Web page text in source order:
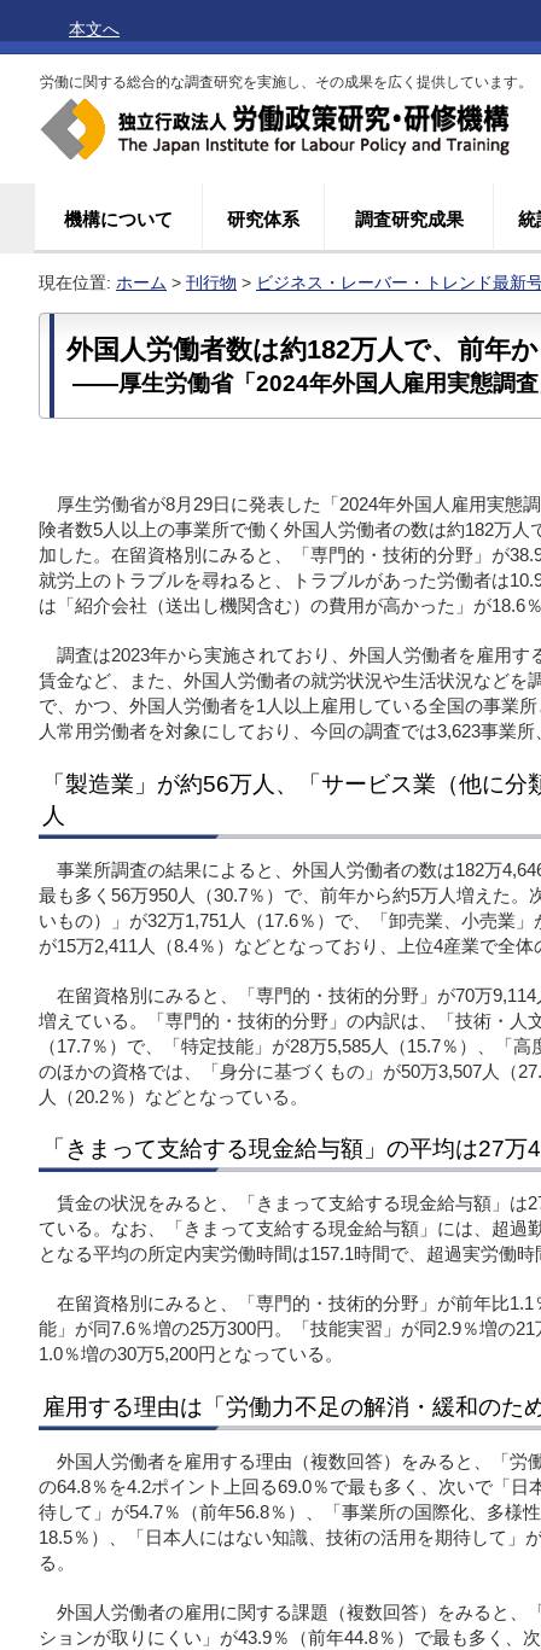
本文へ
労働に関する総合的な調査研究を実施し、その成果を広く提供しています。
機構について 研究体系 調査研究成果 統
現在位置: ホーム > 刊行物 > ビジネス・レーバー・トレンド最新
外国人労働者数は約182万人で、前年
――厚生労働省「2024年外国人雇用実態調
厚生労働省が8月29日に発表した「2024年外国人雇用実態
険者数5人以上の事業所で働く外国人労働者の数は約182万人
加した。在留資格別にみると、「専門的・技術的分野」が
就労上のトラブルを尋ねると、トラブルがあった労働者は
は「紹介会社（送出し機関含む）の費用が高かった」が18.6
調査は2023年から実施されており、外国人労働者を雇用
賃金など、また、外国人労働者の就労状況や生活状況などを
で、かつ、外国人労働者を1人以上雇用している全国の事業
人常用労働者を対象にしており、今回の調査では3,623事業
「製造業」が約56万人、「サービス業（他に
人
事業所調査の結果によると、外国人労働者の数は182万
最も多く56万950人（30.7％）で、前年から約5万人増えた。
いもの）」が32万1,751人（17.6％）で、「卸売業、小売業
が15万2,411人（8.4％）などとなっており、上位4産業で全
在留資格別にみると、「専門的・技術的分野」が70万
増えている。「専門的・技術的分野」の内訳は、「技術・人
（17.7％）で、「特定技能」が28万5,585人（15.7％）、「
のほかの資格では、「身分に基づくもの」が50万3,507人（
人（20.2％）などとなっている。
「きまって支給する現金給与額」の平均は27万
賃金の状況をみると、「きまって支給する現金給与額」は
ている。なお、「きまって支給する現金給与額」には、超過
となる平均の所定内実労働時間は157.1時間で、超過実労働
在留資格別にみると、「専門的・技術的分野」が前年比
能」が同7.6％増の25万300円。「技能実習」が同2.9％増の
1.0％増の30万5,200円となっている。
雇用する理由は「労働力不足の解消・緩和のた
外国人労働者を雇用する理由（複数回答）をみると、「労
の64.8％を4.2ポイント上回る69.0％で最も多く、次いで「日
待して」が54.7％（前年56.8％）、「事業所の国際化、多様
18.5％）、「日本人にはない知識、技術の活用を期待して」
る。
外国人労働者の雇用に関する課題（複数回答）をみると、
ションが取りにくい」が43.9％（前年44.8％）で最も多く、